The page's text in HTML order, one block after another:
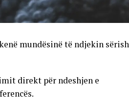
mundësinë të ndjekin sërish
direkt për ndeshjen e